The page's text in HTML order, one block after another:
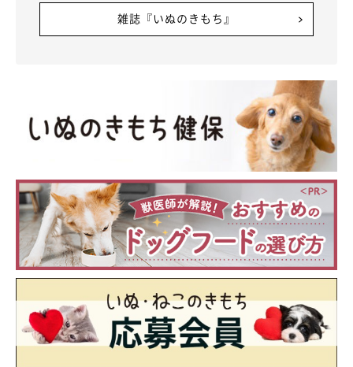
飼い主さん：
あります。気がついたら私の足元まで来て
留守番をさせるときは完全フリーにしているので、福はこっそり
台所に入っているかもしれませんが、私たちがいるときはほとん
ど約束を守ってくれていますね」
雑誌『いぬのきもち』